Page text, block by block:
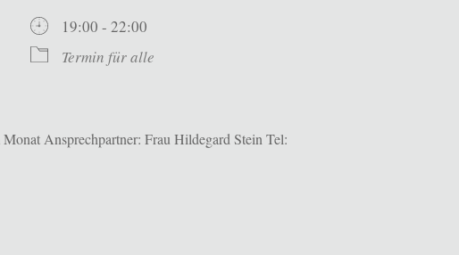
19:00 - 22:00
Termin für alle
Ansprechpartner: Frau Hildegard Stein Tel: